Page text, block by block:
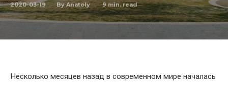
2020-03-19 By Anatoly 9min. read
Несколько месяцев назад в современном мире началась